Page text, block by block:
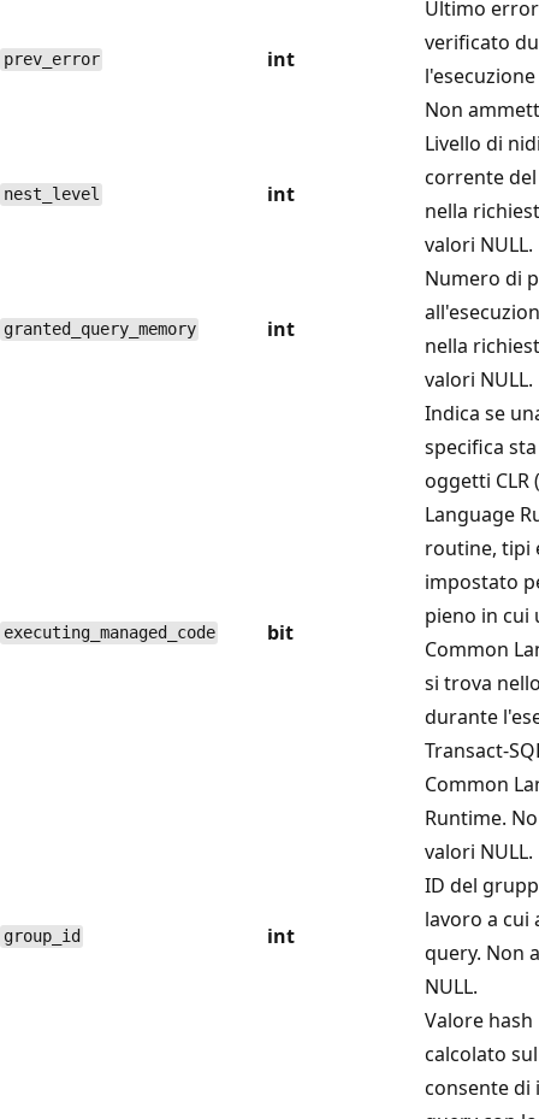
prev_error int
Ultimo
verificato
Non
nest_level int
Livello di
corrente
nella
valori NULL.
granted_query_memory int
Numero di
nella
valori NULL.
executing_managed_code bit
Indica se
specifica
oggetti CLR
Language
routine, tipi
impostato
pieno in cui
Common
si trova
durante
Transact-
Common
Runtime.
valori NULL.
group_id int
ID del
lavoro a cui
query. Non
NULL.
Valore
calcolato
consente di